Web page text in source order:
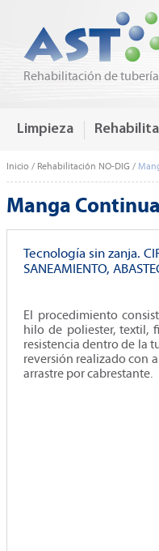
Rehabilitación de
Limpieza
Inicio / Rehabilitación NO-DIG /
Manga Continua
Tecnología sin zanja.
SANEAMIENTO,
El procedimiento
hilo de poliester, textil,
resistencia dentro de la
reversión realizado con
arrastre por cabrestante.